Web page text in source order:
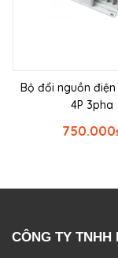
Bộ đổi nguồn điện
4P 3pha
750.000
CÔNG TY TNHH